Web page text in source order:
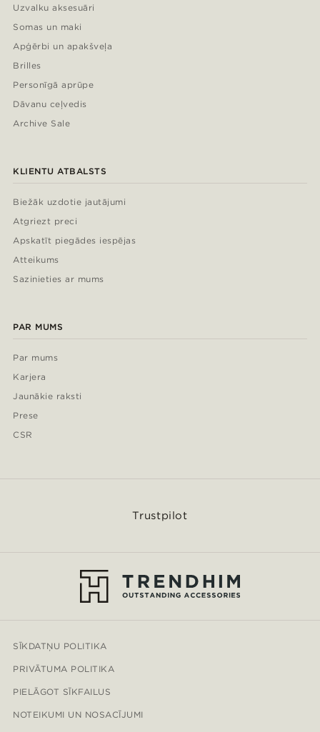
Uzvalku aksesuāri
Somas un maki
Apģērbi un apakšveļa
Brilles
Personīgā aprūpe
Dāvanu ceļvedis
Archive Sale
KLIENTU ATBALSTS
Biežāk uzdotie jautājumi
Atgriezt preci
Apskatīt piegādes iespējas
Atteikums
Sazinieties ar mums
PAR MUMS
Par mums
Karjera
Jaunākie raksti
Prese
CSR
Trustpilot
SĪKDATŅU POLITIKA
PRIVĀTUMA POLITIKA
PIELĀGOT SĪKFAILUS
NOTEIKUMI UN NOSACĪJUMI